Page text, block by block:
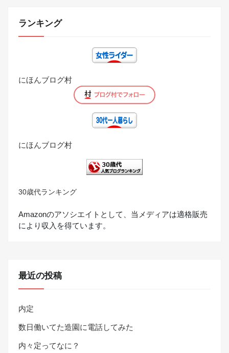
ランキング
にほんブログ村
にほんブログ村
30歳代ランキング
Amazonのアソシエイトとして、当メディアは適格販売
により収入を得ています。
最近の投稿
内定
数日働いてた造園に電話してみた
内々定ってなに？